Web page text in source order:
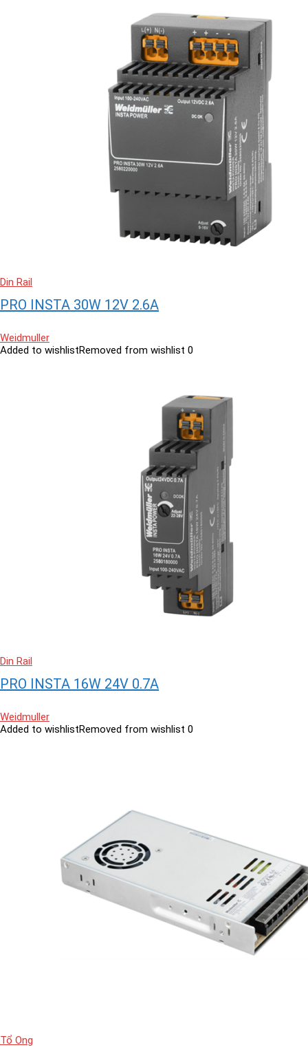
Din Rail
PRO INSTA 30W 12V 2.6A
Weidmuller
Added to wishlistRemoved from wishlist 0
Din Rail
PRO INSTA 16W 24V 0.7A
Weidmuller
Added to wishlistRemoved from wishlist 0
Tổ Ong